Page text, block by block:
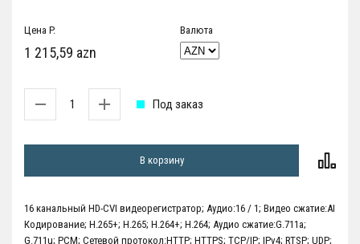
Цена P.
1 215,59 azn
Валюта
Под заказ
В корзину
16 канальный HD-CVI видеорегистратор; Аудио:16 / 1; Видео сжатие:AI
Кодирование; H.265+; H.265; H.264+; H.264; Аудио сжатие:G.711a;
G.711u; PCM; Сетевой протокол:HTTP; HTTPS; TCP/IP; IPv4; RTSP; UDP;